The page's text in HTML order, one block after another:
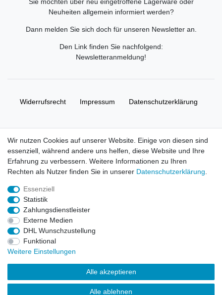
Neuheiten allgemein informiert werden?
Dann melden Sie sich doch für unseren Newsletter an.
Den Link finden Sie nachfolgend:
Newsletteranmeldung!
Widerrufs­recht Impressum Daten­schutz­erklärung
© Copyright 2026 | Alle Rechte vorbehalten. HL-
Handelsgesellschaft mbH.
Alle Markennamen, Warenzeichen sowie sämtliche Produktbilder
und Beschreibungen sind Eigentum Ihrer rechtmäßigen
Eigentümer und dienen hier nur der Beschreibung.
Preise nur für registrierte Händler, ansonsten zeigt der Shop 0,00
€
LEGO, das LEGO Logo, die Minifigur, DUPLO, LEGENDS OF
CHIMA, NINJAGO, BIONICLE, MINDSTORMS und MIXELS sind
urheberrechtlich geschützte Markenzeichen der LEGO Gruppe.
Wir nutzen Cookies auf unserer Website. Einige von diesen sind
essenziell, während andere uns helfen, diese Website und Ihre
Erfahrung zu verbessern. Weitere Informationen zu Ihren
Rechten als Nutzer finden Sie in unserer Daten­schutz­erklärung
Essenziell
Statistik
Zahlungsdienstleister
Externe Medien
DHL Wunschzustellung
Funktional
Weitere Einstellungen
Alle akzeptieren
Alle ablehnen